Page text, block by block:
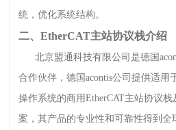
统，优化系统结构。
二、EtherCAT主站协议栈介绍
北京盟通科技有限公司是德国
合作伙伴，德国acontis公司提供适用
操作系统的商用EtherCAT主站协议
案，其产品的专业性和可靠性得到全